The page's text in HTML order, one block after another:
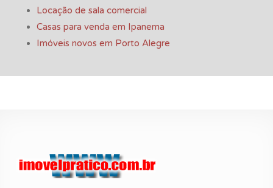
Locação de sala comercial
Casas para venda em Ipanema
Imóveis novos em Porto Alegre